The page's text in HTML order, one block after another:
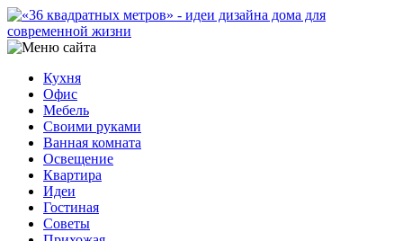
Кухня
Офис
Мебель
Своими руками
Ванная комната
Освещение
Квартира
Идеи
Гостиная
Советы